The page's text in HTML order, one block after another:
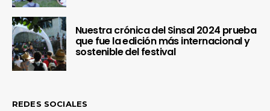
Nuestra crónica del Sinsal 2024 prueba
que fue la edición más internacional y
sostenible del festival
REDES SOCIALES